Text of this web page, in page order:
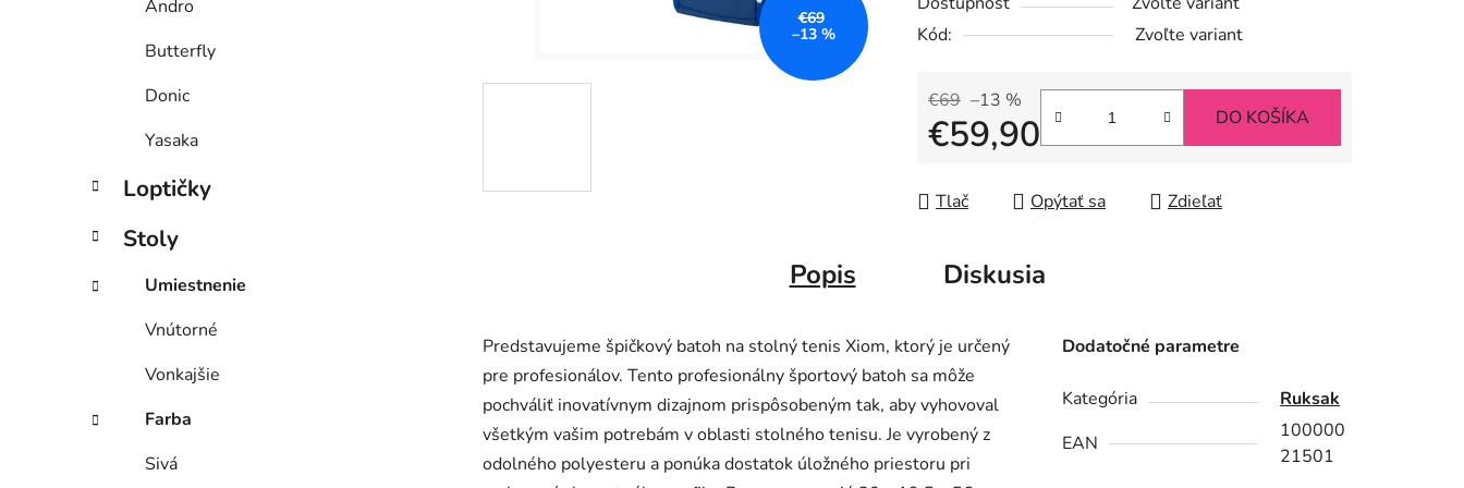
Andro
Butterfly
Donic
Yasaka
Loptičky
Stoly
Umiestnenie
Vnútorné
Vonkajšie
Farba
Sivá
hviezdičiek.
Kód:
Zvoľte variant
€69 –13 %
€59,90 DO KOŠÍKA
Tlač Opýtať sa Zdieľať
€69
–13 %
Popis Diskusia
Predstavujeme špičkový batoh na stolný tenis Xiom, ktorý je určený
pre profesionálov. Tento profesionálny športový batoh sa môže
pochváliť inovatívnym dizajnom prispôsobeným tak, aby vyhovoval
všetkým vašim potrebám v oblasti stolného tenisu. Je vyrobený z
odolného polyesteru a ponúka dostatok úložného priestoru pri
Dodatočné parametre
Kategória
Ruksak
EAN
100000
21501